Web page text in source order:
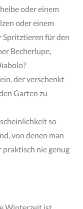
oder einem
oder einem
Spritztieren für den
Becherlupe,
der verschenkt
Garten zu
so
von denen man
praktisch nie genug